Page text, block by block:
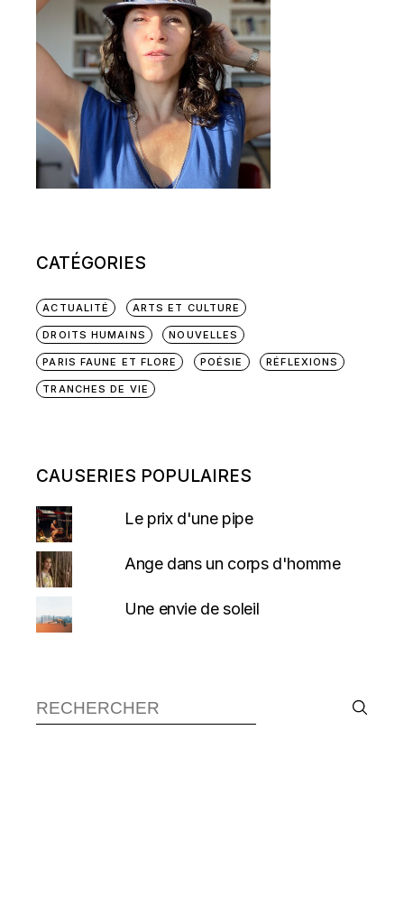
CATÉGORIES
ACTUALITÉ ARTS ET CULTURE
DROITS HUMAINS NOUVELLES
PARIS FAUNE ET FLORE POÉSIE RÉFLEXIONS
TRANCHES DE VIE
CAUSERIES POPULAIRES
Le prix d'une pipe
Ange dans un corps d'homme
Une envie de soleil
Recherche :